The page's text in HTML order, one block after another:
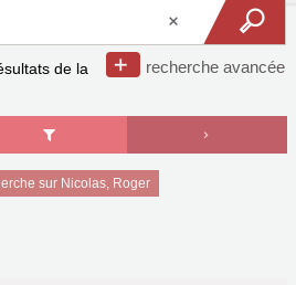
recherche avancée
de la
sur Nicolas, Roger